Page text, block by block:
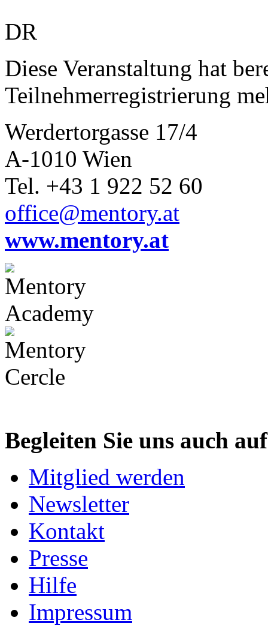
DR
Diese Veranstaltung hat
Teilnehmerregistrierung
Werdertorgasse 17/4
A-1010 Wien
Tel. +43 1 922 52 60
office@mentory.at
www.mentory.at
Begleiten Sie uns auch
Mitglied werden
Newsletter
Kontakt
Presse
Hilfe
Impressum